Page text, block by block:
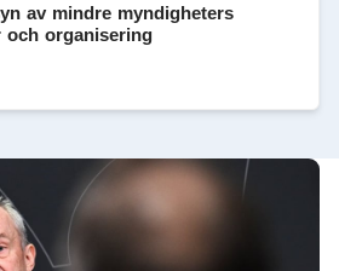
av mindre myndigheters
och organisering